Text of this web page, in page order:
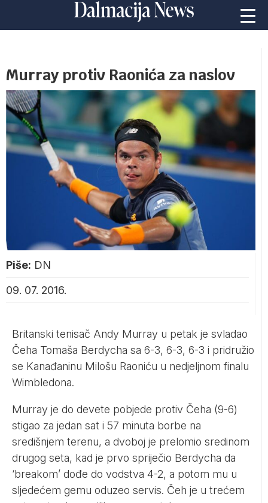
Murray protiv Raonića za naslov
Piše: DN
09. 07. 2016.
Britanski tenisač Andy Murray u petak je svladao
Čeha Tomaša Berdycha sa 6-3, 6-3, 6-3 i pridružio
se Kanađaninu Milošu Raoniću u nedjeljnom finalu
Wimbledona.
Murray je do devete pobjede protiv Čeha (9-6)
stigao za jedan sat i 57 minuta borbe na
središnjem terenu, a dvoboj je prelomio sredinom
drugog seta, kad je prvo spriječio Berdycha da
‘breakom’ dođe do vodstva 4-2, a potom mu u
sljedećem gemu oduzeo servis. Čeh je u trećem